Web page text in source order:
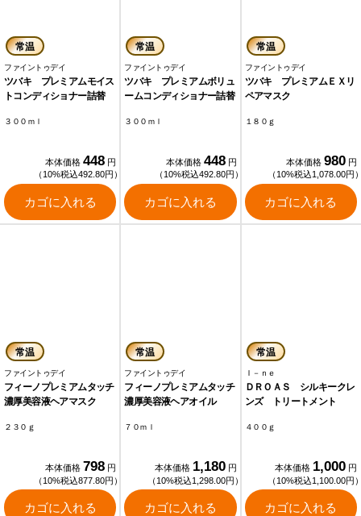
常温
ファイントゥデイ
ツバキ プレミアムモイス
トコンディショナー詰替
３００ｍｌ
本体価格 448 円
（10%税込492.80円）
カゴに入れる
常温
ファイントゥデイ
ツバキ プレミアムボリュ
ームコンディショナー詰替
３００ｍｌ
本体価格 448 円
（10%税込492.80円）
カゴに入れる
常温
ファイントゥデイ
ツバキ プレミアムＥＸリ
ペアマスク
１８０ｇ
本体価格 980 円
（10%税込1,078.00円
カゴに入れる
常温
ファイントゥデイ
フィーノプレミアムタッチ
濃厚美容液ヘアマスク
２３０ｇ
本体価格 798 円
（10%税込877.80円）
カゴに入れる
常温
ファイントゥデイ
フィーノプレミアムタッチ
濃厚美容液ヘアオイル
７０ｍｌ
本体価格 1,180 円
（10%税込1,298.00円）
カゴに入れる
常温
Ｉ－ｎｅ
ＤＲＯＡＳ シルキークレ
ンズ トリートメント
４００ｇ
本体価格 1,000 円
（10%税込1,100.00円
カゴに入れる